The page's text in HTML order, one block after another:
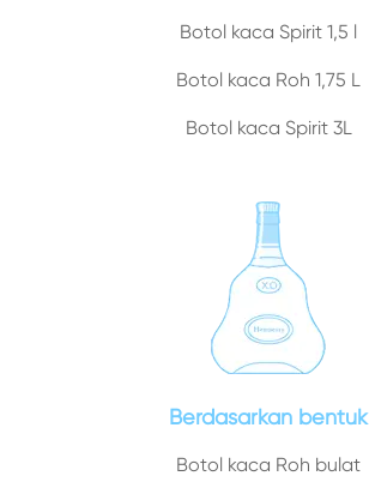
Botol kaca Spirit 1,5 l
Botol kaca Roh 1,75 L
Botol kaca Spirit 3L
Berdasarkan bentuk
Botol kaca Roh bulat